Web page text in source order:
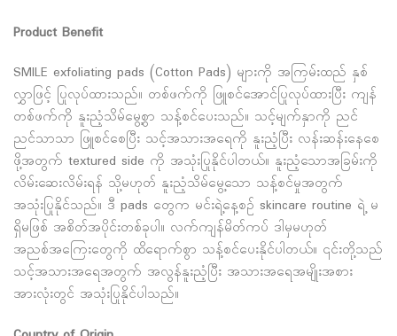
Product Benefit
SMILE exfoliating pads (Cotton Pads) များကို အကြမ်းထည် နှစ်
လွှာဖြင့် ပြုလုပ်ထားသည်။ တစ်ဖက်ကို ဖြူစင်အောင်ပြုလုပ်ထားပြီး ကျန်
တစ်ဖက်ကို နူးညံ့သိမ်မွေ့စွာ သန့်စင်ပေးသည်။ သင့်မျက်နှာကို ညင်
ညင်သာသာ ဖြူစင်စေပြီး သင့်အသားအရေကို နူးညံ့ပြီး လန်းဆန်းနေစေ
ဖို့အတွက် textured side ကို အသုံးပြုနိုင်ပါတယ်။ နူးညံ့သောအခြမ်းကို
လိမ်းဆေးလိမ်းရန် သို့မဟုတ် နူးညံ့သိမ်မွေ့သော သန့်စင်မှုအတွက်
အသုံးပြုနိုင်သည်။ ဒီ pads တွေက မင်းရဲ့နေ့စဉ် skincare routine ရဲ့ မ
ရှိမဖြစ် အစိတ်အပိုင်းတစ်ခုပါ။ လက်ကျန်မိတ်ကပ် ဒါမှမဟုတ်
အညစ်အကြေးတွေကို ထိရောက်စွာ သန့်စင်ပေးနိုင်ပါတယ်။ ၎င်းတို့သည်
သင့်အသားအရေအတွက် အလွန်နူးညံ့ပြီး အသားအရေအမျိုးအစား
အားလုံးတွင် အသုံးပြုနိုင်ပါသည်။